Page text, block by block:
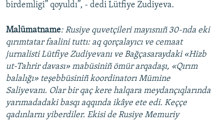
birdemligi” qoyuldı”, - dedi Lütfiye Zudiyeva.
Malümatname: Rusiye quvetçileri mayısnıñ 30-nda eki
qırımtatar faalini tuttı: aq qorçalayıcı ve cemaat
jurnalisti Lütfiye Zudiyevanı ve Bağçasaraydaki «Hizb
ut-Tahrir davası» mabüsiniñ ömür arqadaşı, «Qırım
balalığı» teşebbüsiniñ koordinatorı Mümine
Saliyevanı. Olar bir qaç kere halqara meydançıqlarında
yarımadadaki basqı aqqında ikâye ete edi. Keççe
qadınlarnı yiberdiler. Ekisi de Rusiye Memuriy